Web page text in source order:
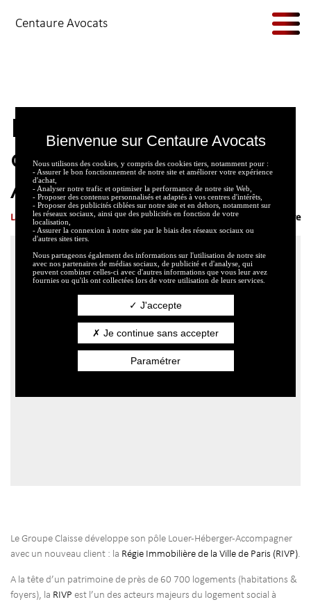
NAVIGATION PRINCIPALE
Centaure Avocats
La RIVP accorde sa
confiance à Claisse &
Associés
Laëtitia Cano | 9 janvier 2018 1 minute de lecture
Le Groupe Claisse développe son pôle Louer-Héberger-Accompagner
avec un nouveau client : la Régie Immobilière de la Ville de Paris (RIVP).
A la tête d’un patrimoine de près de 60 700 logements (habitations &
foyers), la RIVP est l’un des acteurs majeurs du logement social à
Nous utilisons des cookies, y compris des cookies tiers, notamment pour :
- Assurer le bon fonctionnement de notre site et améliorer votre expérience
d'achat,
- Analyser notre trafic et optimiser la performance de notre site Web,
- Proposer des contenus personnalisés et adaptés à vos centres d'intérêts,
- Proposer des publicités ciblées sur notre site et en dehors, notamment sur
les réseaux sociaux, ainsi que des publicités en fonction de votre
localisation,
- Assurer la connexion à notre site par le biais des réseaux sociaux ou
d'autres sites tiers.
Nous partageons également des informations sur l'utilisation de notre site
avec nos partenaires de médias sociaux, de publicité et d'analyse, qui
peuvent combiner celles-ci avec d'autres informations que vous leur avez
fournies ou qu'ils ont collectées lors de votre utilisation de leurs services.
J'accepte
Je continue sans accepter
Paramétrer